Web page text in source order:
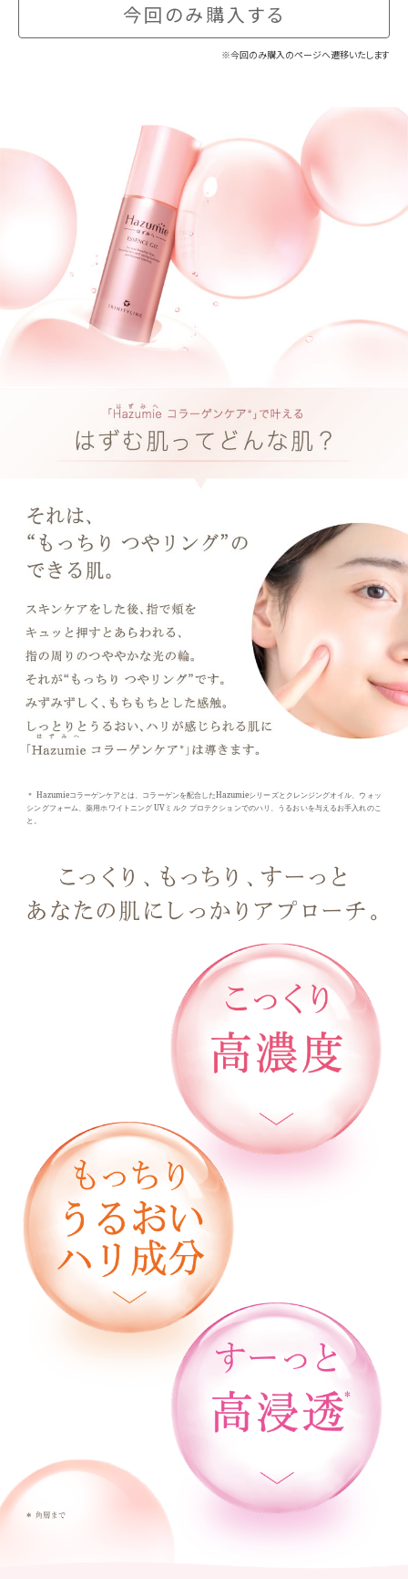
今回のみ購入する
※今回のみ購入のページへ遷移いたします
＊ Hazumieコラーゲンケアとは、コラーゲンを配合したHazumieシリーズとクレンジングオイル、ウォッ
シングフォーム、薬用ホワイトニング UVミルク プロテクションでのハリ、うるおいを与えるお手入れのこ
と。